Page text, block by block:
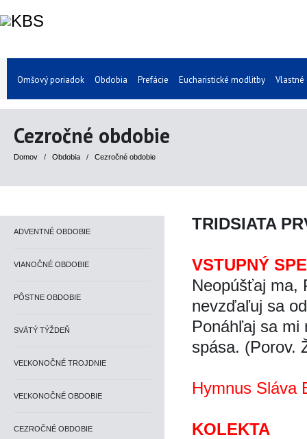
Omšový poriadok Obdobia Prefácie Eucharistické modlitby Vlastné
Cezročné obdobie
Domov / Obdobia / Cezročné obdobie
ADVENTNÉ OBDOBIE
VIANOČNÉ OBDOBIE
PÔSTNE OBDOBIE
SVÄTÝ TÝŽDEŇ
VEĽKONOČNÉ TROJDNIE
VEĽKONOČNÉ OBDOBIE
CEZROČNÉ OBDOBIE
TRIDSIATA
VSTUPNÝ
Neopúšťaj ma,
nevzďaľuj sa
Ponáhľaj sa mi
spása. (Porov.
Hymnus Sláva
KOLEKTA